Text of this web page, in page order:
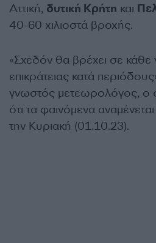
Αττική, δυτική Κρήτη και
40-60 χιλιοστά βροχής.
«Σχεδόν θα βρέχει σε κάθε
επικράτειας κατά
γνωστός μετεωρολόγος, ο
ότι τα φαινόμενα
την Κυριακή (01.10.23).